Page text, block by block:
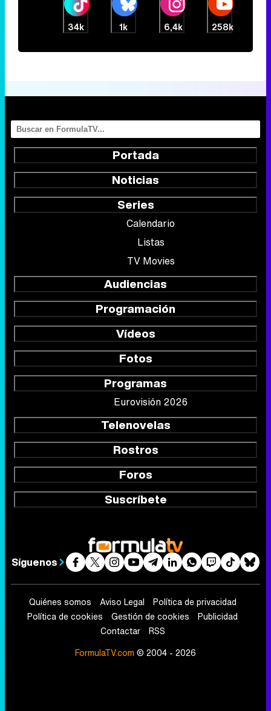
34k 1k 6,4k 258k
Portada
Noticias
Series
Calendario
Listas
TV Movies
Audiencias
Programación
Vídeos
Fotos
Programas
Eurovisión 2026
Telenovelas
Rostros
Foros
Suscríbete
Síguenos
Quiénes somos Aviso Legal
Política de privacidad
Política de cookies
Gestión de cookies
Publicidad
Contactar
RSS
FormulaTV.com © 2004 - 2026